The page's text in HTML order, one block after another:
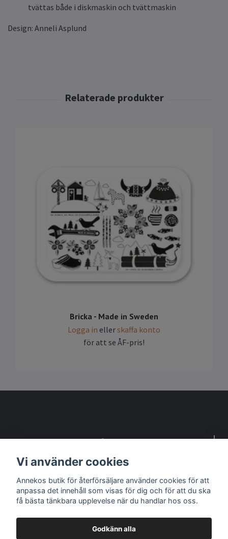
tvättas både i diskmaskin och tvättmaskin
Design: Anneli Asplund
Bricka - Made in Sweden
Logga in ellerskaffa konto
för att se ÅF-pris!
Detta är en webbsida för återförsäljare
Sociala medier
Vi använder cookies
Annekos butik för återförsäljare använder cookies för att
anpassa det innehåll som visas för dig och för att du ska
få bästa tänkbara upplevelse när du handlar hos oss.
Godkänn alla